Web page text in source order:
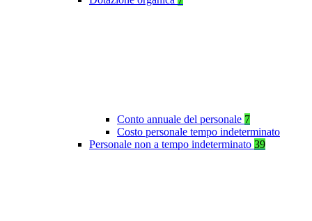
Conto annuale del personale 7
Costo personale tempo indeterminato
Personale non a tempo indeterminato 39